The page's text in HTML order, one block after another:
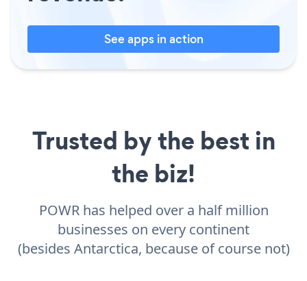
See apps in action
Trusted by the best in
the biz!
POWR has helped over a half million
businesses on every continent
(besides Antarctica, because of course not)